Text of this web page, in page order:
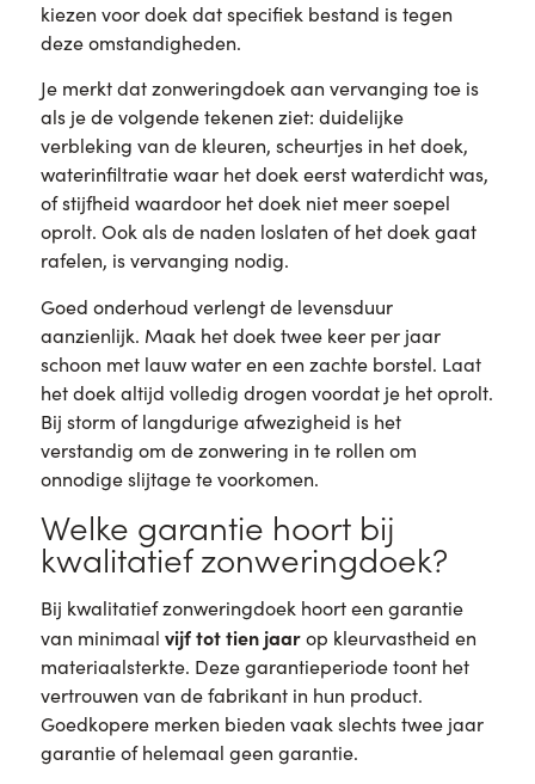
kiezen voor doek dat specifiek bestand is tegen
deze omstandigheden.
Je merkt dat zonweringdoek aan vervanging toe is
als je de volgende tekenen ziet: duidelijke
verbleking van de kleuren, scheurtjes in het doek,
waterinfiltratie waar het doek eerst waterdicht was,
of stijfheid waardoor het doek niet meer soepel
oprolt. Ook als de naden loslaten of het doek gaat
rafelen, is vervanging nodig.
Goed onderhoud verlengt de levensduur
aanzienlijk. Maak het doek twee keer per jaar
schoon met lauw water en een zachte borstel. Laat
het doek altijd volledig drogen voordat je het oprolt.
Bij storm of langdurige afwezigheid is het
verstandig om de zonwering in te rollen om
onnodige slijtage te voorkomen.
Welke garantie hoort bij
kwalitatief zonweringdoek?
Bij kwalitatief zonweringdoek hoort een garantie
van minimaal vijf tot tien jaarop kleurvastheid en
materiaalsterkte. Deze garantieperiode toont het
vertrouwen van de fabrikant in hun product.
Goedkopere merken bieden vaak slechts twee jaar
garantie of helemaal geen garantie.